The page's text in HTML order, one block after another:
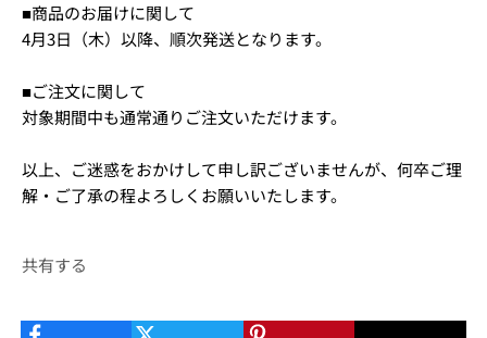
■商品のお届けに関して
4月3日（木）以降、順次発送となります。
■ご注文に関して
対象期間中も通常通りご注文いただけます。
以上、ご迷惑をおかけして申し訳ございませんが、何卒ご理
解・ご了承の程よろしくお願いいたします。
共有する